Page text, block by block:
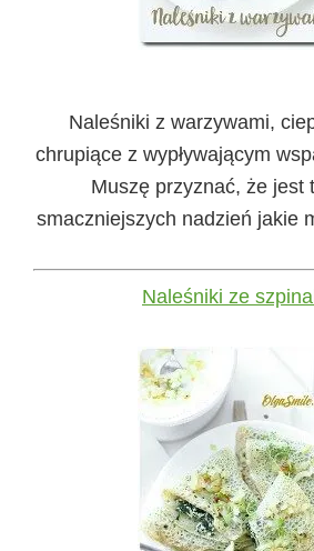
Naleśniki z warzywami,
chrupiące z wypływającym
Muszę przyznać, że jest
smaczniejszych nadzień jakie
Naleśniki ze